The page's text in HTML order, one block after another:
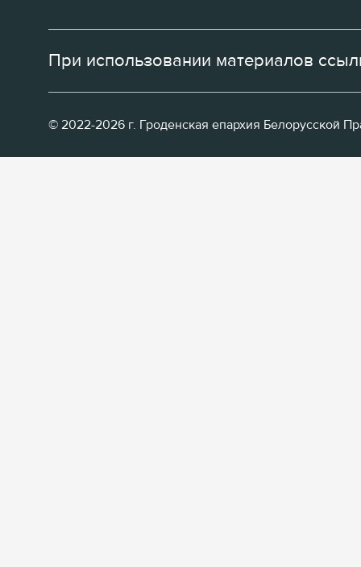
При использовании материалов
© 2022-2026 г. Гроденская епархия Белорусской